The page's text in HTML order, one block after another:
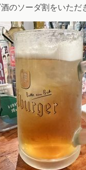
のソーダ割をいただ